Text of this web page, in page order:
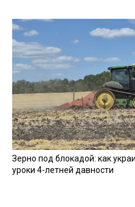
Зерно под блокадой: как
уроки 4-летней давности